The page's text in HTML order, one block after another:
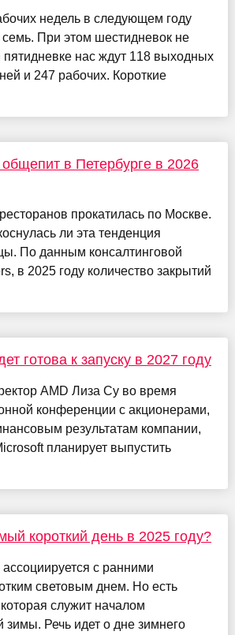
недель в следующем году
семь. При этом шестидневок не
пятидневке нас ждут 118 выходных
и 247 рабочих. Короткие
общепит в Петербурге в 2026
прокатилась по Москве.
ли эта тенденция
По данным консалтинговой
в 2025 году количество закрытий
готова к запуску в 2027 году
AMD Лиза Су во время
конференции с акционерами,
результатам компании,
планирует выпустить
короткий день в 2025 году?
с ранними
световым днем. Но есть
служит началом
зимы. Речь идет о дне зимнего